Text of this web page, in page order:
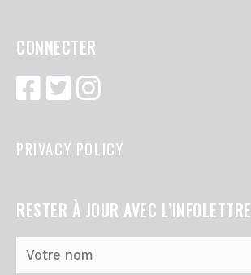
CONNECTER
PRIVACY POLICY
RESTER À JOUR AVEC L’INFOLETTRE